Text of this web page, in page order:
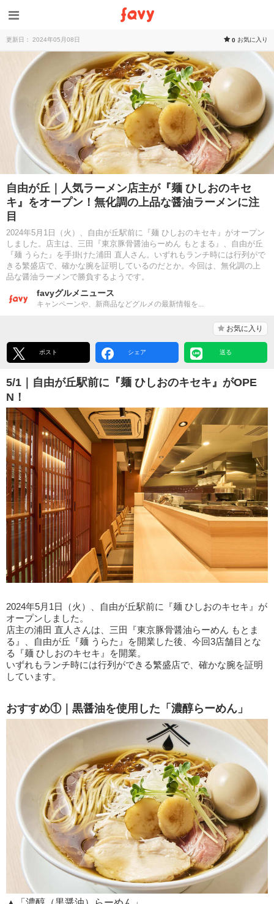
更新日： 2024年05月08日 0 お気に入り
自由が丘｜人気ラーメン店主が『麺 ひしおのキセ
キ』をオープン！無化調の上品な醤油ラーメンに注
目
2024年5月1日（火）、自由が丘駅前に『麺 ひしおのキセキ』がオープン
しました。店主は、三田『東京豚骨醤油らーめん もとまる』、自由が丘
『麺 うらた』を手掛けた浦田 直人さん。いずれもランチ時には行列がで
きる繁盛店で、確かな腕を証明しているのだとか。今回は、無化調の上
品な醤油ラーメンで勝負するようです。
favyグルメニュース
キャンペーンや、新商品などグルメの最新情報を...
お気に入り
ポスト シェア 送る
5/1｜自由が丘駅前に『麺 ひしおのキセキ』がOPE
N！
2024年5月1日（火）、自由が丘駅前に『麺 ひしおのキセキ』が
オープンしました。
店主の浦田 直人さんは、三田『東京豚骨醤油らーめん もとま
る』、自由が丘『麺 うらた』を開業した後、今回3店舗目とな
る『麺 ひしおのキセキ』を開業。
いずれもランチ時には行列ができる繁盛店で、確かな腕を証明
しています。
おすすめ①｜黒醤油を使用した「濃醇らーめん」